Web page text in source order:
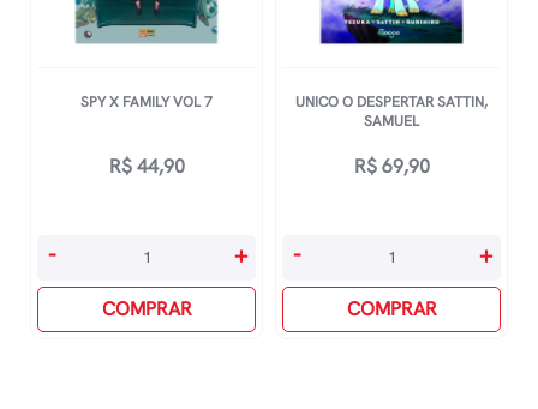
SPY X FAMILY VOL 7
R$44,90
Spy
Vol
- +
COMPRAR
UNICO O DESPERTAR SATTIN,
SAMUEL
R$69,90
Unico
Despertar
Sattin,
- +
COMPRAR